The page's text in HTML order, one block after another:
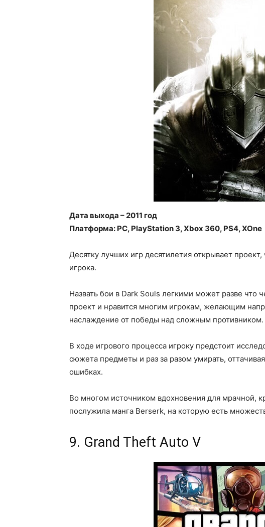
Дата выхода – 2011 год
Платформа: PC, PlayStation 3, Xbox 360, PS4, XOne
Десятку лучших игр десятилетия открывает
игрока.
Назвать бои в Dark Souls легкими может разве что
проект и нравится многим игрокам, желающим
наслаждение от победы над сложным противником.
В ходе игрового процесса игроку предстоит
сюжета предметы и раз за разом умирать,
ошибках.
Во многом источником вдохновения для мрачной,
послужила манга Berserk, на которую есть
9. Grand Theft Auto V